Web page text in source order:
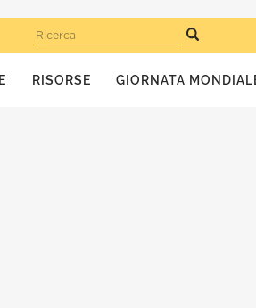
Ricerca
RISORSE GIORNATA